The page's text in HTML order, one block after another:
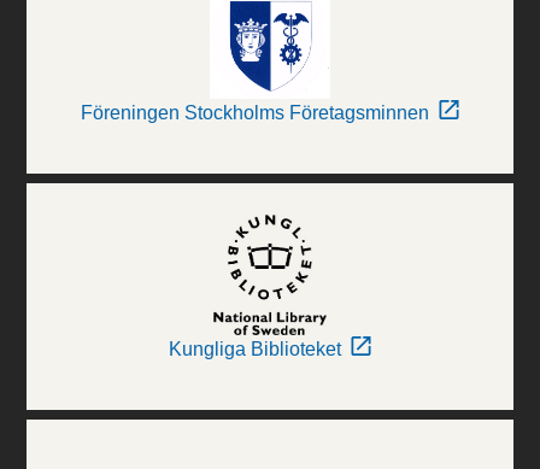
Föreningen Stockholms Företagsminnen
Kungliga Biblioteket